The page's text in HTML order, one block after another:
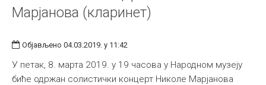
Примењена и ликовна уметност
Библиотека
Марјанова (кларинет)
Објављено 04.03.2019. у 11:42
У петак, 8. марта 2019. у 19 часова у Народном музеју
биће одржан солистички концерт Николе Марјанова